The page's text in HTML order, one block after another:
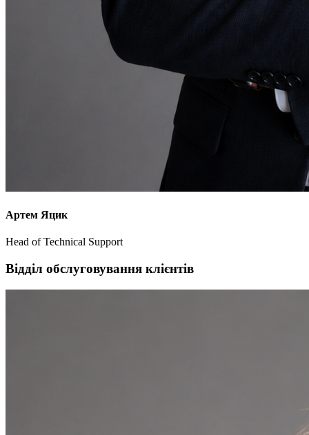
Артем Яцик
Head of Technical Support
Відділ обслуговування клієнтів